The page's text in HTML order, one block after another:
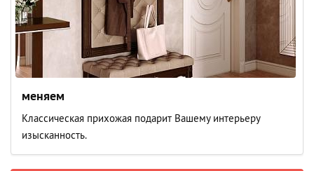
меняем
Классическая прихожая подарит Вашему интерьеру
изысканность.